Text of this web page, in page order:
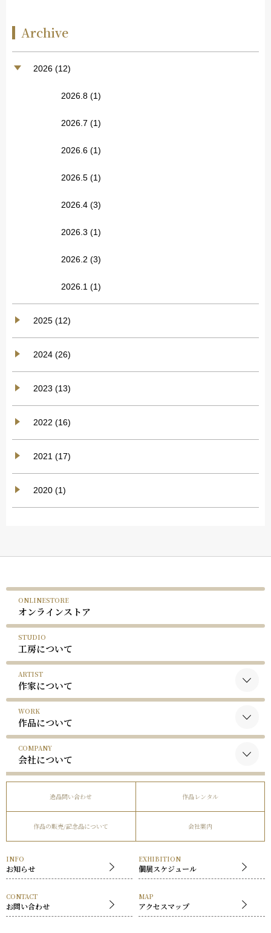
Archive
2026 (12)
2026.8 (1)
2026.7 (1)
2026.6 (1)
2026.5 (1)
2026.4 (3)
2026.3 (1)
2026.2 (3)
2026.1 (1)
2025 (12)
2024 (26)
2023 (13)
2022 (16)
2021 (17)
2020 (1)
ONLINESTORE
オンラインストア
STUDIO
工房について
ARTIST
作家について
黒木国昭について
谷口榮について
略歴
受賞歴
WORK
作品について
黒木国昭の作品
谷口榮の作品
COMPANY
会社について
社長挨拶
逸品問い合わせ 作品レンタル
作品の販売/記念品について 会社案内
INFO
お知らせ
EXHIBITION
個展スケジュール
CONTACT
お問い合わせ
MAP
アクセスマップ